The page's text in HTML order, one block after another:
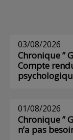
03/08/2026
Chronique ”
Compte
01/08/2026
Chronique ”
n’a pas